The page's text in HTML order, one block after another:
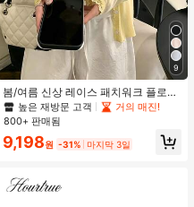
9
봄/여름 신상 레이스 패치워크 플로럴
트림 소프트 니트 가디건 경량 재킷 탑
여성용, 코티지코어 옐로우
높은 재방문 고객
거의 매진!
800+ 판매됨
9,198원 -31% 마지막 3일